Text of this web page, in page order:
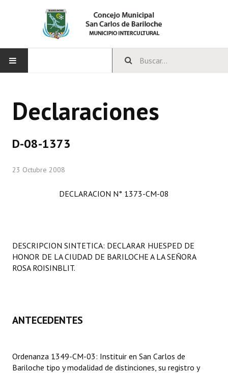
CONCEJO
Comisiones Especiales
LEGISLACIÓN
Carta Orgánica 2007
Digesto
Declaraciones
D-08-1373
23 Octubre 2008
DECLARACION N° 1373-CM-08
DESCRIPCION SINTETICA: DECLARAR HUESPED DE
HONOR DE LA CIUDAD DE BARILOCHE A LA SEÑORA
ROSA ROISINBLIT.
ANTECEDENTES
Ordenanza 1349-CM-03: Instituir en San Carlos de
Bariloche tipo y modalidad de distinciones, su registro y